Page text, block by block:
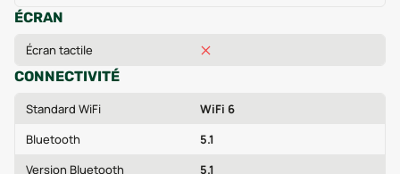
ÉCRAN
Écran tactile
CONNECTIVITÉ
Standard WiFi
WiFi 6
Bluetooth
5.1
Version Bluetooth
5.1